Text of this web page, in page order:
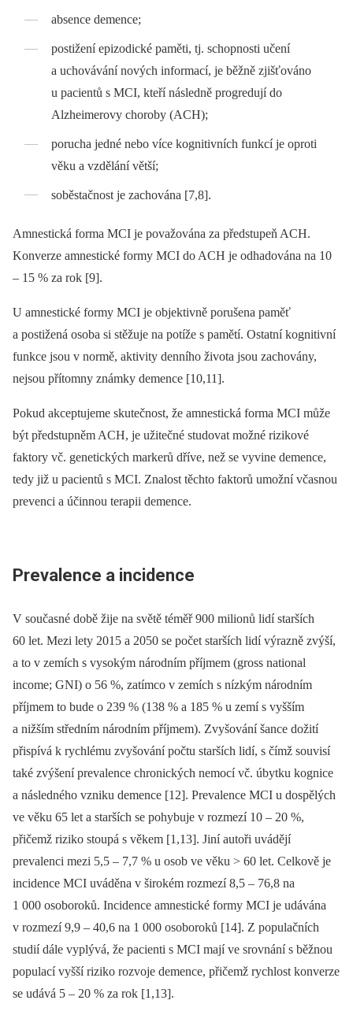
absence demence;
postižení epizodické paměti, tj. schopnosti učení
a uchovávání nových informací, je běžně zjišťováno
u pacientů s MCI, kteří následně progredují do
Alzheimerovy choroby (ACH);
porucha jedné nebo více kognitivních funkcí je oproti
věku a vzdělání větší;
soběstačnost je zachována [7,8].
Amnestická forma MCI je považována za předstupeň ACH.
Konverze amnestické formy MCI do ACH je odhadována na 10
–⁠ 15 % za rok [9].
U amnestické formy MCI je objektivně porušena paměť
a postižená osoba si stěžuje na potíže s pamětí. Ostatní kognitivní
funkce jsou v normě, aktivity denního života jsou zachovány,
nejsou přítomny známky demence [10,11].
Pokud akceptujeme skutečnost, že amnestická forma MCI může
být předstupněm ACH, je užitečné studovat možné rizikové
faktory vč. genetických markerů dříve, než se vyvine demence,
tedy již u pacientů s MCI. Znalost těchto faktorů umožní včasnou
prevenci a účinnou terapii demence.
Prevalence a incidence
V současné době žije na světě téměř 900 milionů lidí starších
60 let. Mezi lety 2015 a 2050 se počet starších lidí výrazně zvýší,
a to v zemích s vysokým národním příjmem (gross national
income; GNI) o 56 %, zatímco v zemích s nízkým národním
příjmem to bude o 239 % (138 % a 185 % u zemí s vyšším
a nižším středním národním příjmem). Zvyšování šance dožití
přispívá k rychlému zvyšování počtu starších lidí, s čímž souvisí
také zvýšení prevalence chronických nemocí vč. úbytku kognice
a následného vzniku demence [12]. Prevalence MCI u dospělých
ve věku 65 let a starších se pohybuje v rozmezí 10 –⁠ 20 %,
přičemž riziko stoupá s věkem [1,13]. Jiní autoři uvádějí
prevalenci mezi 5,5 –⁠ 7,7 % u osob ve věku > 60 let. Celkově je
incidence MCI uváděna v širokém rozmezí 8,5 –⁠ 76,8 na
1 000 osoboroků. Incidence amnestické formy MCI je udávána
v rozmezí 9,9 –⁠ 40,6 na 1 000 osoboroků [14]. Z populačních
studií dále vyplývá, že pacienti s MCI mají ve srovnání s běžnou
populací vyšší riziko rozvoje demence, přičemž rychlost konverze
se udává 5 –⁠ 20 % za rok [1,13].